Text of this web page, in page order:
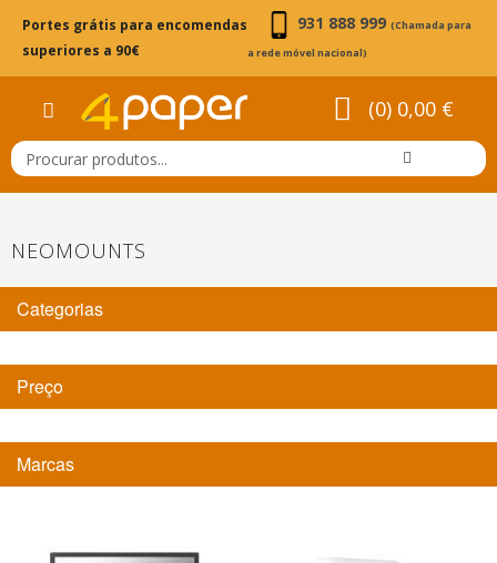
Portes grátis para encomendas
superiores a 90€
931 888 999 (Chamada para
a rede móvel nacional)
(0) 0,00 €
NEOMOUNTS
Categorias
Preço
Marcas